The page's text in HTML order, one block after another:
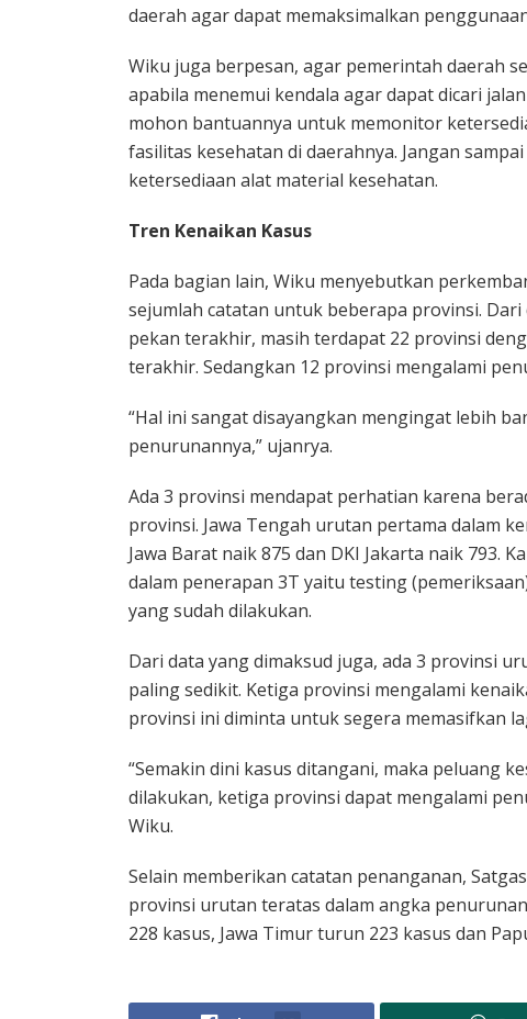
daerah agar dapat memaksimalkan
Wiku juga berpesan, agar pemerintah daerah
apabila menemui kendala agar dapat dicari
mohon bantuannya untuk memonitor
fasilitas kesehatan di daerahnya. Jangan
ketersediaan alat material kesehatan.
Tren Kenaikan Kasus
Pada bagian lain, Wiku menyebutkan
sejumlah catatan untuk beberapa provinsi.
pekan terakhir, masih terdapat 22 provinsi
terakhir. Sedangkan 12 provinsi mengalami
“Hal ini sangat disayangkan mengingat lebih
penurunannya,” ujanrya.
Ada 3 provinsi mendapat perhatian karena
provinsi. Jawa Tengah urutan pertama dalam
Jawa Barat naik 875 dan DKI Jakarta naik 793.
dalam penerapan 3T yaitu testing
yang sudah dilakukan.
Dari data yang dimaksud juga, ada 3 provinsi
paling sedikit. Ketiga provinsi mengalami
provinsi ini diminta untuk segera memasifkan
“Semakin dini kasus ditangani, maka peluang
dilakukan, ketiga provinsi dapat mengalami
Wiku.
Selain memberikan catatan penanganan,
provinsi urutan teratas dalam angka
228 kasus, Jawa Timur turun 223 kasus dan